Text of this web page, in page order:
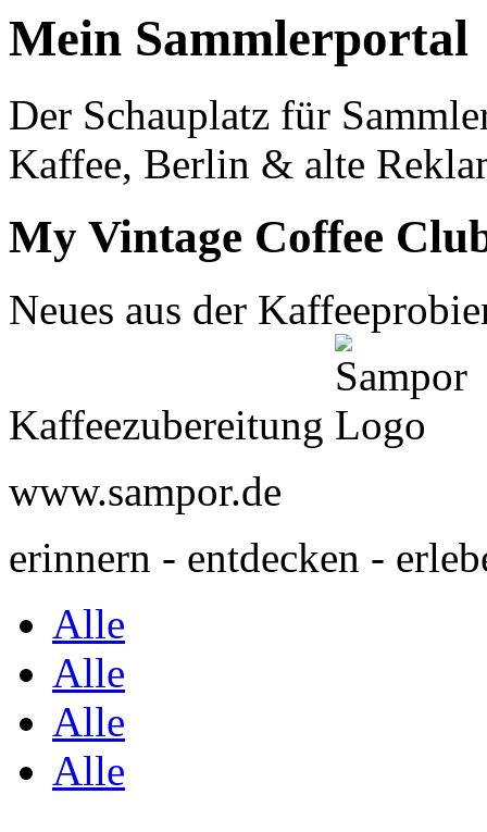
Mein Sammlerportal
Der Schauplatz für
Kaffee, Berlin & alte
My Vintage Coffee
Neues aus der
Kaffeezubereitung
www.sampor.de
erinnern - entdecken -
Alle
Alle
Alle
Alle